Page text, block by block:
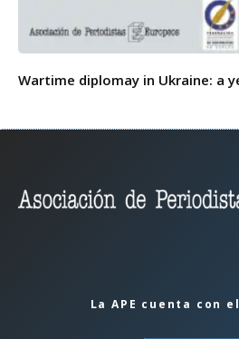
Wartime diplomay in Ukraine: a
La APE cuenta con